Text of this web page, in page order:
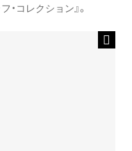
コレクション』。